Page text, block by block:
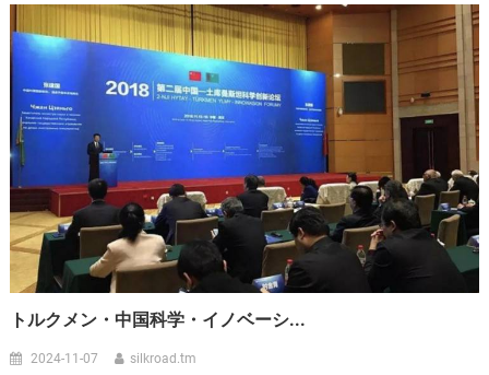
トルクメン・中国科学・イノベーシ...
2024-11-07 silkroad.tm